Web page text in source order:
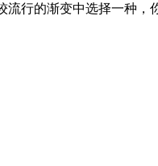
行的渐变中选择一种，